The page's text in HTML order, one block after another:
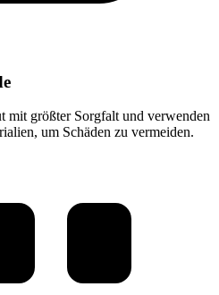
mit größter Sorgfalt und verwenden
um Schäden zu vermeiden.